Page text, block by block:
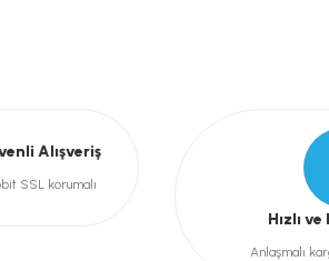
Alışveriş
SSL korumalı
Hızlı
Anlaşmalı